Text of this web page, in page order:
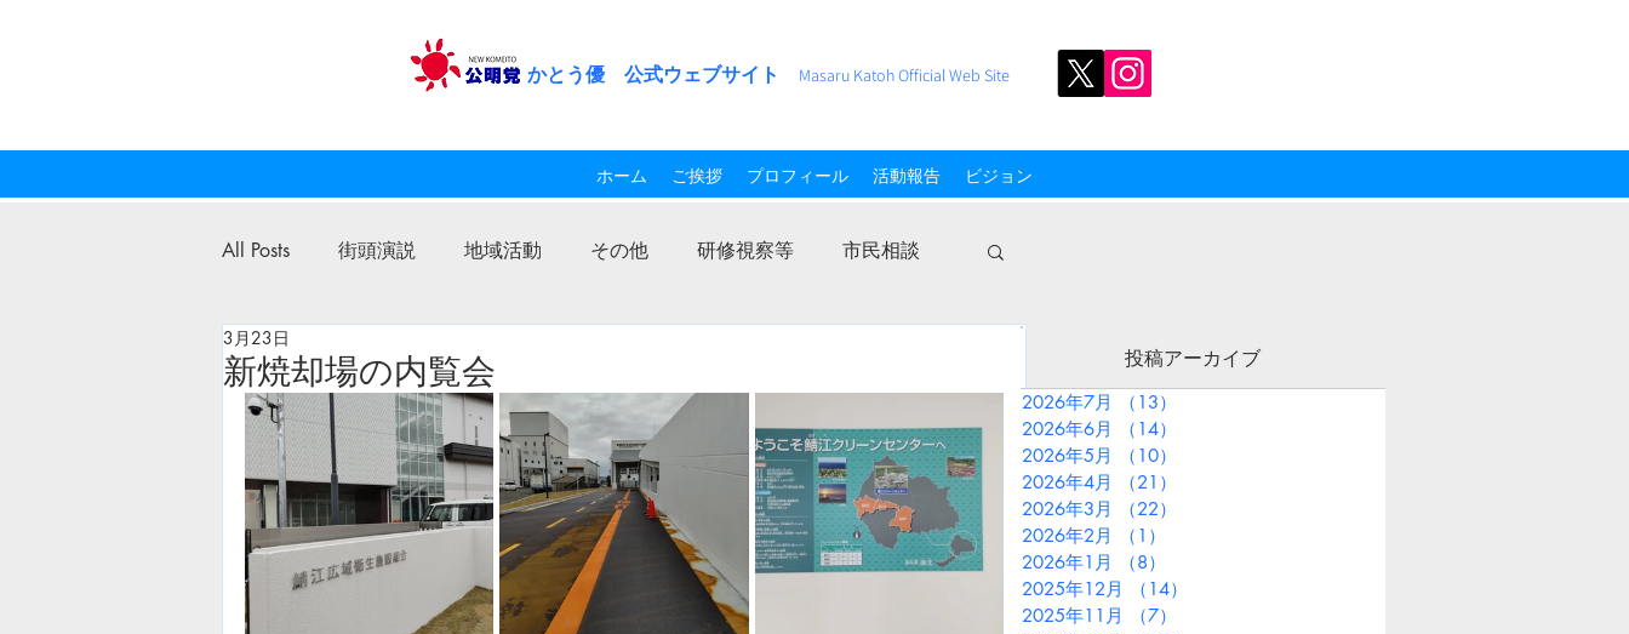
かとう優 公式ウェブサイト Masaru KatohOfficial Web Site
ホーム ご挨拶 プロフィール 活動報告 ビジョン
All Posts 街頭演説 地域活動 その他 研修視察等 市民相談
公明党
新焼却場の内覧会
3月23日
投稿アーカイブ
2026年7月 （13）
2026年6月
（14）
2026年5月
（10）
2026年4月
（21）
2026年3月
（22）
2026年2月
（1）
2026年1月
（8）
2025年12月
（14）
2025年11月
（7）